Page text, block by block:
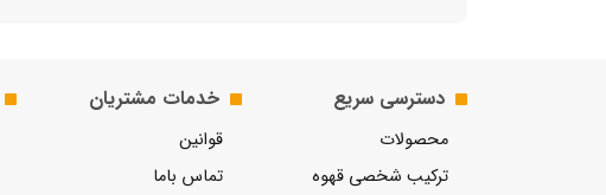
دسترسی سریع
محصولات
ترکیب شخصی قهوه
خدمات مشتریان
قوانین
تماس باما